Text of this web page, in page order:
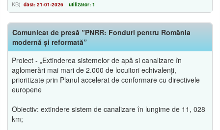
KB) data: 21-01-2026 utilizator: 1
Comunicat de presă ”PNRR: Fonduri pentru România
modernă și reformată”
Proiect - „Extinderea sistemelor de apă si canalizare în
aglomerări mai mari de 2.000 de locuitori echivalenți,
prioritizate prin Planul accelerat de conformare cu directivele
europene
Obiectiv: extindere sistem de canalizare în lungime de 11, 028
km;